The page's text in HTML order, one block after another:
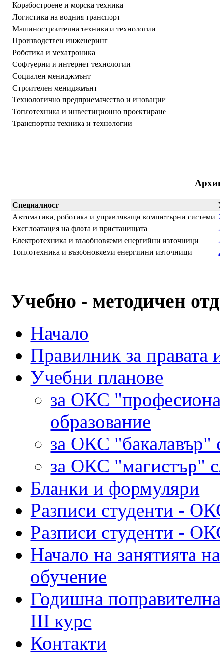
Корабостроене и морска техника
Логистика на водния транспорт
Машиностроителна техника и технологии
Производствен инженеринг
Роботика и мехатроника
Софтуерни и интернет технологии
Социален мениджмънт
Строителен мениджмънт
Технологично предприемачество и иновации
Топлотехника и инвестиционно проектиране
Транспортна техника и технологии
Специалност
Автоматика, роботика и управляващи компютърни системи
Експлоатация на флота и пристанищата
Електротехника и възобновяеми енергийни източници
Топлотехника и възобновяеми енергийни източници
Учебно - методичен
Начало
Правилник за правата
Учебни планове
за ОКС
образование
за ОКС "бакалавър"
за ОКС "магистър"
Бланки и формуляри
Разписи студенти -
Разписи студенти -
Начало на занятията
обучение
Годишна
III курс
Контакти